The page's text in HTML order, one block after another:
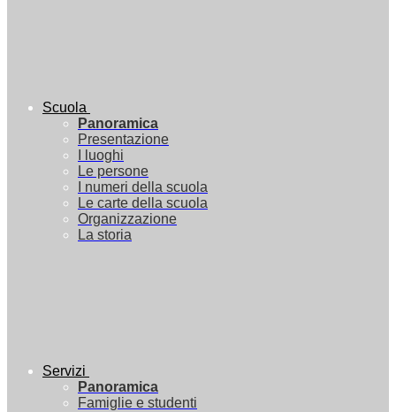
Scuola
Panoramica
Presentazione
I luoghi
Le persone
I numeri della scuola
Le carte della scuola
Organizzazione
La storia
Servizi
Panoramica
Famiglie e studenti